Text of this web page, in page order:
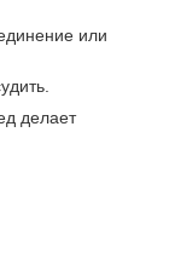
или
делает